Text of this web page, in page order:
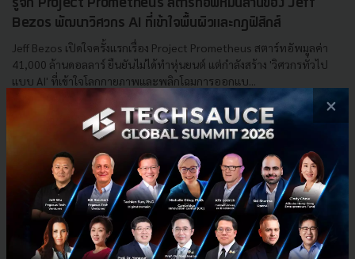
รู้จัก Project Prometheus สตาร์ทอัพหมื่นล้านของ Jeff
Bezos พัฒนาวิศวกร AI ที่เข้าใจพื้นผิวและกฎฟิสิกส์
Jeff Bezos เปิดใจครั้งแรกเรื่อง Project Prometheus สตาร์ทอัพมูลค่า
41,000 ล้านดอลลาร์ ยืนยันไม่ได้ทำหุ่นยนต์ แต่กำลังสร้าง 'วิศวกรทั่วไป
แบบ AI' ที่เข้าใจโลกกายภาพและพลิกโฉมการออกแบ...
| ByTechsauce Team
Startup Guide CAD Funding
×